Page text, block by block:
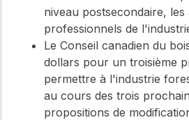
niveau postsecondaire,
professionnels de
Le Conseil canadien du
dollars pour un troisième
permettre à l'industrie
au cours des trois
propositions de